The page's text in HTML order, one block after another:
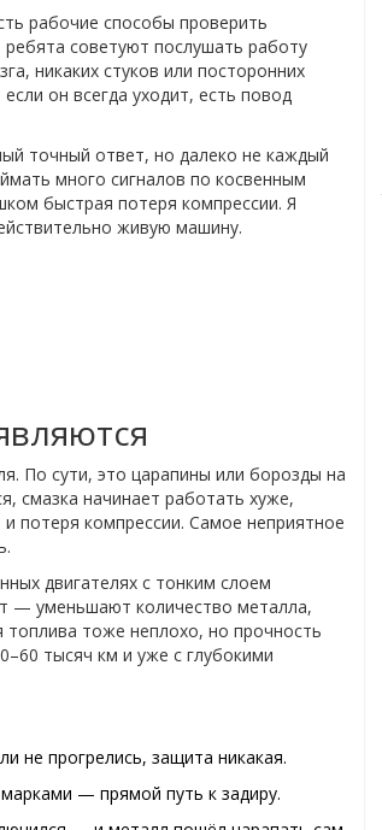
рабочие способы проверить
советуют послушать работу
никаких стуков или посторонних
он всегда уходит, есть повод
точный ответ, но далеко не каждый
много сигналов по косвенным
быстрая потеря компрессии. Я
живую машину.
По сути, это царапины или борозды на
смазка начинает работать хуже,
потеря компрессии. Самое неприятное
двигателях с тонким слоем
— уменьшают количество металла,
тоже неплохо, но прочность
тысяч км и уже с глубокими
не прогрелись, защита никакая.
— прямой путь к задиру.